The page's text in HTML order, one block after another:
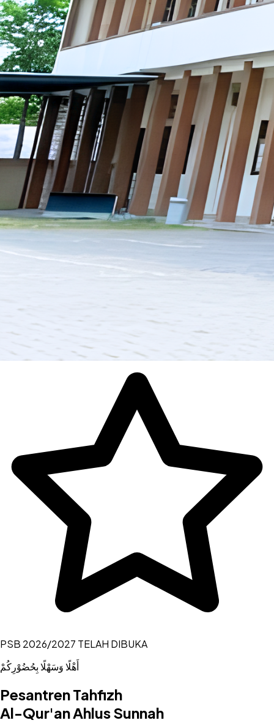
PSB 2026/2027 TELAH DIBUKA
أَهْلًا وَسَهْلًا بِحُضُوْرِكُمْ
Pesantren Tahfizh
Al-Qur'an Ahlus Sunnah